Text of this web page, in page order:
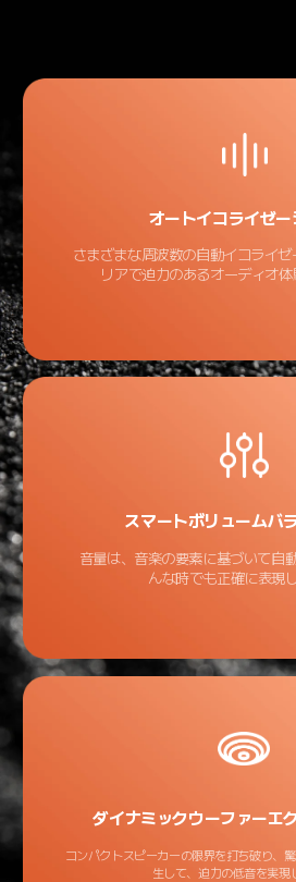
オートイコライゼー
さまざまな周波数の自動イコライ
リアで迫力のあるオーディオ体
スマートボリュームバ
音量は、音楽の要素に基づいて自
んな時でも正確に表現し
ダイナミックウーファーエ
コンパクトスピーカーの限界を打ち破り、
生して、迫力の低音を実現